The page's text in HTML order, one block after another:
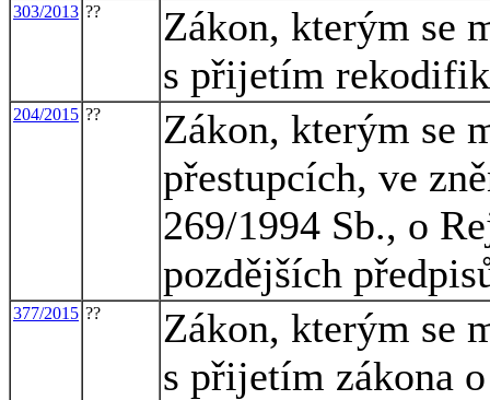
303/2013 ??
Zákon, kterým se
s přijetím
204/2015 ??
Zákon, kterým se
přestupcích, ve
269/1994 Sb., o
pozdějších
377/2015 ??
Zákon, kterým se
s přijetím zákona